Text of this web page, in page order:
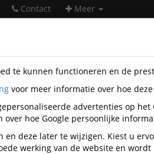
Contact Meer
Sigel accessoires
te kunnen functioneren en de
voor meer informatie over hoe
advertenties op
hoe Google persoonlijke
deze later te wijzigen. Kiest u
werking van de website en